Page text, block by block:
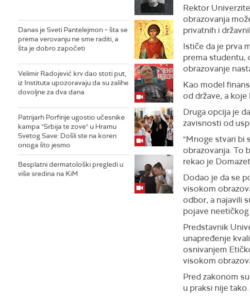
Danas je Sveti Pantelejmon – šta se
prema verovanju ne sme raditi, a
šta je dobro započeti
Velimir Radojević krv dao stoti put,
iz Instituta upozoravaju da su zalihe
dovoljne za dva dana
Patrijarh Porfirije ugostio učesnike
kampa "Srbija te zove" u Hramu
Svetog Save: Došli ste na koren
onoga što jesmo
Besplatni dermatološki pregledi u
više sredina na KiM
Rektor
obrazovanja
privatnih i
Ističe da je prva
prema studentu,
obrazovanje
Kao model
od države, a
Druga opcija je
zavisnosti od
"Mnoge stvari bi
obrazovanja. To
rekao je
Dodao je da se
visokom
odbor, a najavili
pojave
Predstavnik
unapređenje
osnivanjem
visokom
Pred zakonom
u praksi nije tako.